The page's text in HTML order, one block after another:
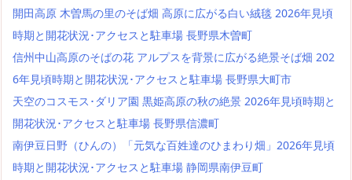
開田高原 木曽馬の里のそば畑 高原に広がる白い絨毯 2026年見頃
時期と開花状況･アクセスと駐車場 長野県木曽町
信州中山高原のそばの花 アルプスを背景に広がる絶景そば畑 202
6年見頃時期と開花状況･アクセスと駐車場 長野県大町市
天空のコスモス･ダリア園 黒姫高原の秋の絶景 2026年見頃時期と
開花状況･アクセスと駐車場 長野県信濃町
南伊豆日野（ひんの）「元気な百姓達のひまわり畑」2026年見頃
時期と開花状況･アクセスと駐車場 静岡県南伊豆町